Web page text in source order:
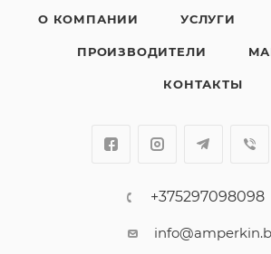
Многие дизайнеры отмечают, что
хорошо вписываются как в
так и в современный, оформленный
выпускаются в 5 цветах, а цветовых
В изготовлении выключателей и
привычные всем, но и дерево,
О КОМПАНИИ УСЛУГИ
ПРОИЗВОДИТЕЛИ
КОНТАКТЫ
+375297098098